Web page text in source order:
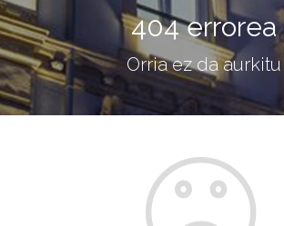
404 errorea
Orria ez da aurkitu